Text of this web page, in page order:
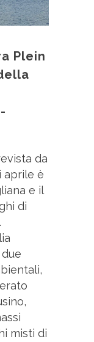
Plein
da
aprile è
e il
di
misti di